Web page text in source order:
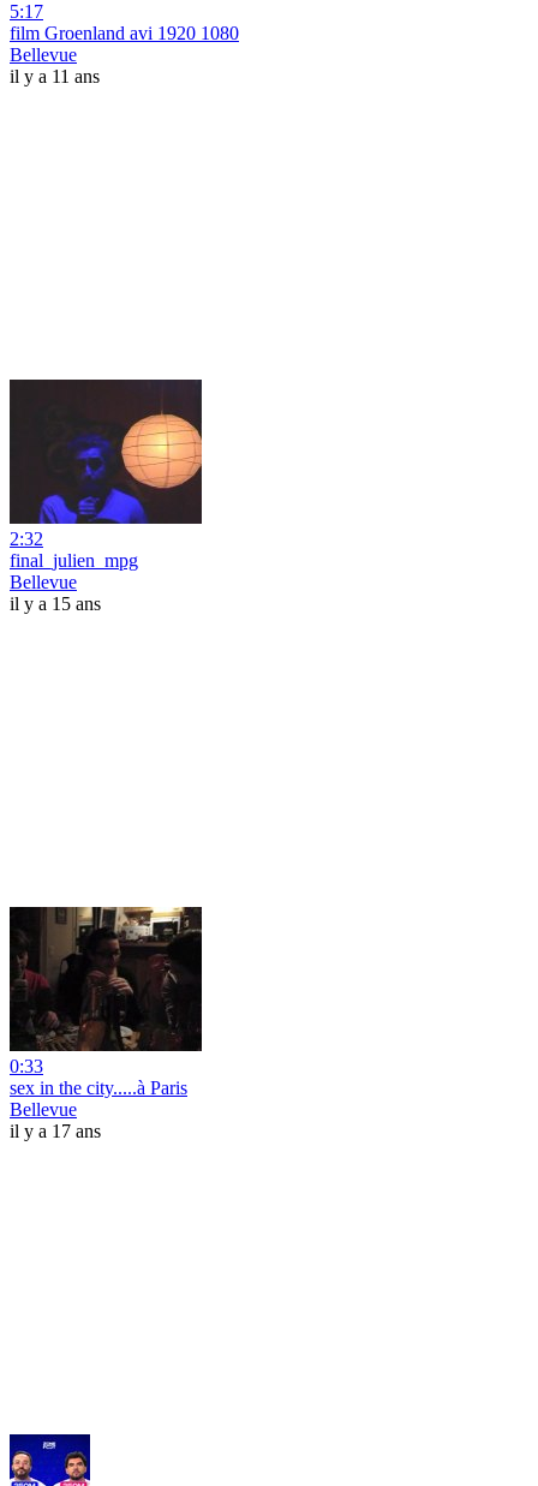
5:17
film Groenland avi 1920 1080
Bellevue
il y a 11 ans
2:32
final_julien_mpg
Bellevue
il y a 15 ans
0:33
sex in the city.....à Paris
Bellevue
il y a 17 ans